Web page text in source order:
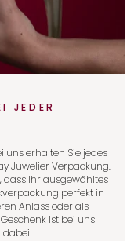
JEDER
uns erhalten Sie jedes
Juwelier Verpackung.
dass Ihr ausgewähltes
perfekt in
Anlass oder als
ist bei uns
dabei!